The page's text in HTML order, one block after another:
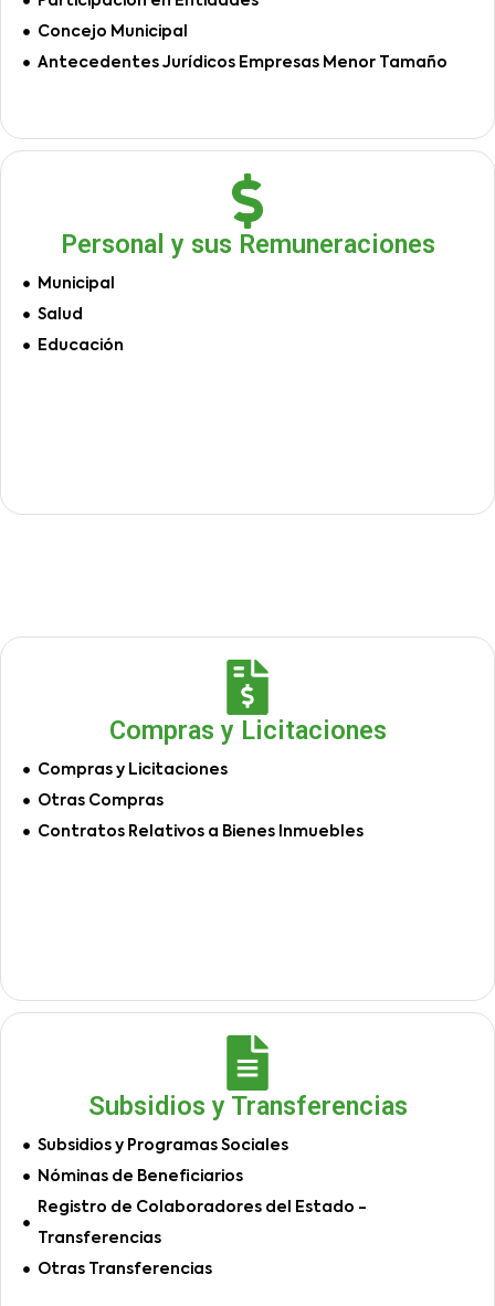
Concejo Municipal
Antecedentes Jurídicos Empresas Menor Tamaño
Personal y sus Remuneraciones
Municipal
Salud
Educación
Compras y Licitaciones
Compras y Licitaciones
Otras Compras
Contratos Relativos a Bienes Inmuebles
Subsidios y Transferencias
Subsidios y Programas Sociales
Nóminas de Beneficiarios
Registro de Colaboradores del Estado -
Transferencias
Otras Transferencias